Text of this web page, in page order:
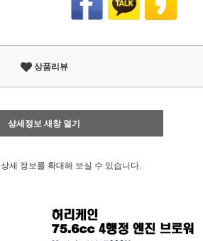
상품리뷰
상세정보 새창 열기
상세 정보를 확대해 보실 수 있습니다.